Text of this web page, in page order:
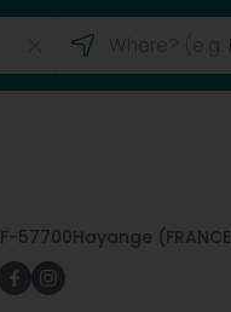
F-57700Hayange